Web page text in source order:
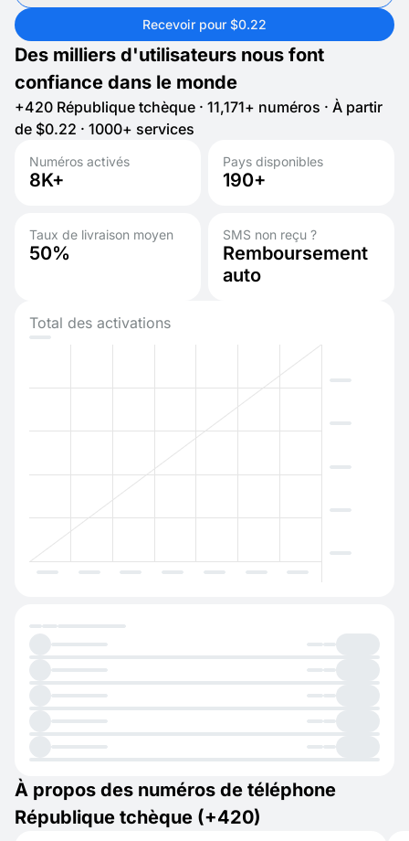
Recevoir pour $0.22
Des milliers d'utilisateurs nous font
confiance dans le monde
+420 République tchèque · 11,171+ numéros · À partir
de $0.22 · 1000+ services
Numéros activés
8K+
Pays disponibles
190+
Taux de livraison moyen
50%
SMS non reçu ?
Remboursement
auto
Total des activations
À propos des numéros de téléphone
République tchèque (+420)